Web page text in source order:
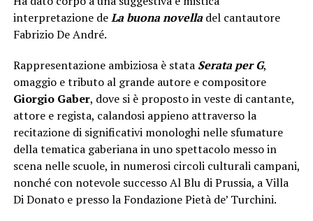
interpretazione deLa buona novelladel cantautore
Fabrizio De André.
Rappresentazione ambiziosa è stata Serata per G,
omaggio e tributo al grande autore e compositore
Giorgio Gaber, dove si è proposto in veste di cantante,
attore e regista, calandosi appieno attraverso la
recitazione di significativi monologhi nelle sfumature
della tematica gaberiana in uno spettacolo messo in
scena nelle scuole, in numerosi circoli culturali campani,
nonché con notevole successo Al Blu di Prussia, a Villa
Di Donato e presso la Fondazione Pietà de’ Turchini.